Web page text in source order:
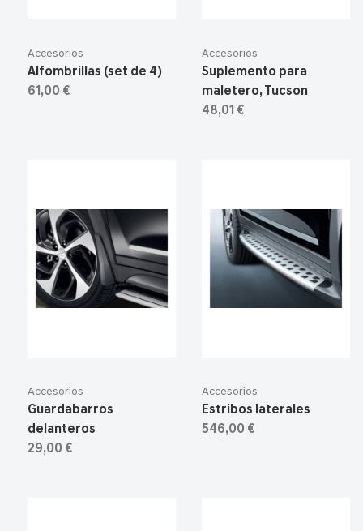
Accesorios
Alfombrillas (set de 4)
61,00 €
Accesorios
Suplemento para
maletero, Tucson
48,01 €
Accesorios
Guardabarros
delanteros
29,00 €
Accesorios
Estribos laterales
546,00 €